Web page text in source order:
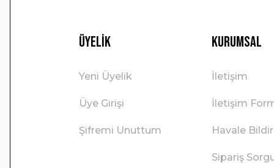
Üyelik
Yeni Üyelik
Üye Girişi
Şifremi Unuttum
Kurumsal
İletişim
İletişim
Havale
Sipariş